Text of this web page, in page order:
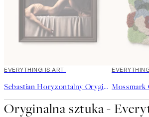
EVERYTHING IS ART
Sebastian Horyzontalny Oryginalny Obraz
Oryginalna sztuka -